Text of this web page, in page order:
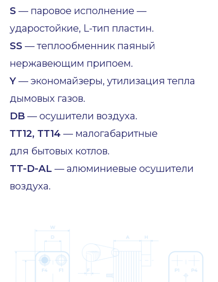
S — паровое исполнение —
ударостойкие, L-тип пластин.
SS — теплообменник паяный
нержавеющим припоем.
Y — экономайзеры, утилизация тепла
дымовых газов.
DB — осушители воздуха.
ТТ12, ТТ14 — малогабаритные
для бытовых котлов.
TT-D-AL — алюминиевые осушители
воздуха.